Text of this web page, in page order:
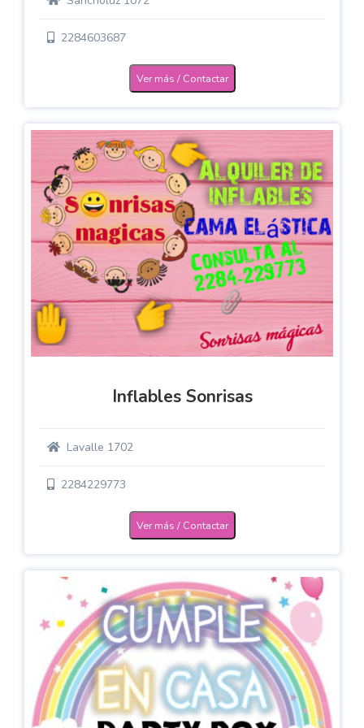
2284603687
Ver más / Contactar
Inflables Sonrisas
Lavalle 1702
2284229773
Ver más / Contactar